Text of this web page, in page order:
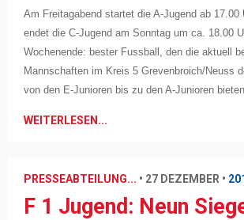
Am Freitagabend startet die A-Jugend ab 17.00
endet die C-Jugend am Sonntag um ca. 18.00
Wochenende: bester Fussball, den die aktuell
Mannschaften im Kreis 5 Grevenbroich/Neuss
von den E-Junioren bis zu den A-Junioren
WEITERLESEN...
PRESSEABTEILUNG... • 27 DEZEMBER •
F 1 Jugend: Neun